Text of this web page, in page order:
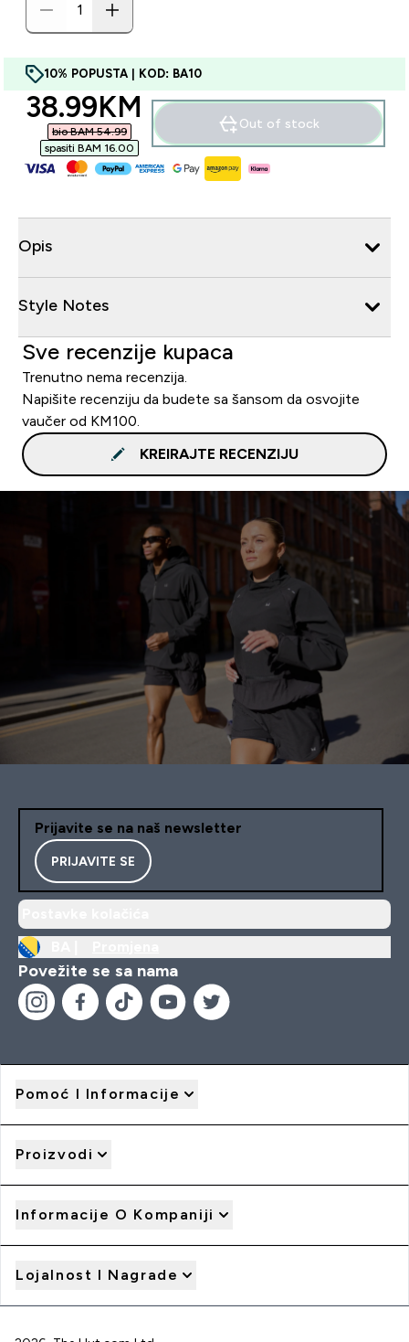
10% POPUSTA | KOD: BA10
discounted price
38.99KM‎
bio BAM 54.99‎
spasiti BAM 16.00‎
Out of stock
Opis
Style Notes
Sve recenzije kupaca
Trenutno nema recenzija.
Napišite recenziju da budete sa šansom da osvojite
vaučer od KM100.
KREIRAJTE RECENZIJU
Prijavite se na naš newsletter
PRIJAVITE SE
Povežite se sa nama
Pomoć I Informacije
Proizvodi
Informacije O Kompaniji
Lojalnost I Nagrade